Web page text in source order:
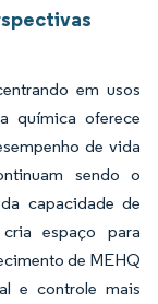
em usos
química oferece
de vida
sendo o
capacidade de
espaço para
de MEHQ
e controle mais